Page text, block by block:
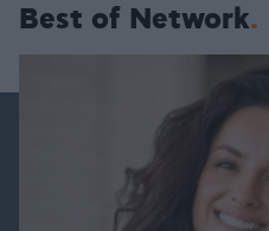
Best of Network